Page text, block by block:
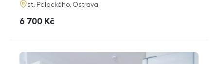
adresa
st. Palackého, Ostrava
cena
6 700 Kč